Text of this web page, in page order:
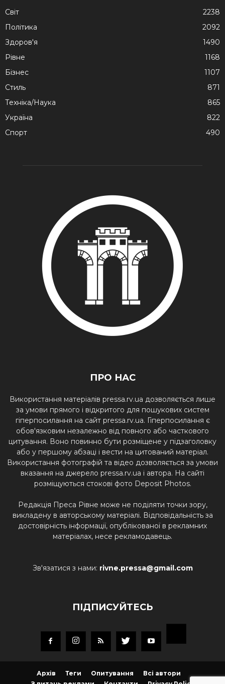
Cвіт
2238
Політика
2092
Здоров'я
1490
Рівне
1168
Бізнес
1107
Стиль
871
Техніка/Наука
865
Україна
822
Спорт
490
ПРО НАС
Використання матеріалів pressa.rv.ua дозволяється лише
за умови прямого і відкритого для пошукових систем
гіперпосилання на сайт pressa.rv.ua. Гіперпосилання є
обов'язковим незалежно від повного або часткового
цитування. Воно повинно бути розміщене у підзаголовку
або у першому абзаці і вести на цитований матеріал.
Використання фотографій та відео дозволяється за умови
вказання на джерело pressa.rv.ua і автора. На сайті
розміщуються стокові фото Deposit Photos.
Редакція Преса Рівне може не поділяти точки зору,
викладену в авторському матеріалі. Відповідальність за
достовірність інформації, опублікованої в рекламних
матеріалах, несе рекламодавець.
Зв'язатися з нами: rivne.pressa@gmail.com
ПІДПИСУЙТЕСЬ
Архів Теги Опитування
Всі автори